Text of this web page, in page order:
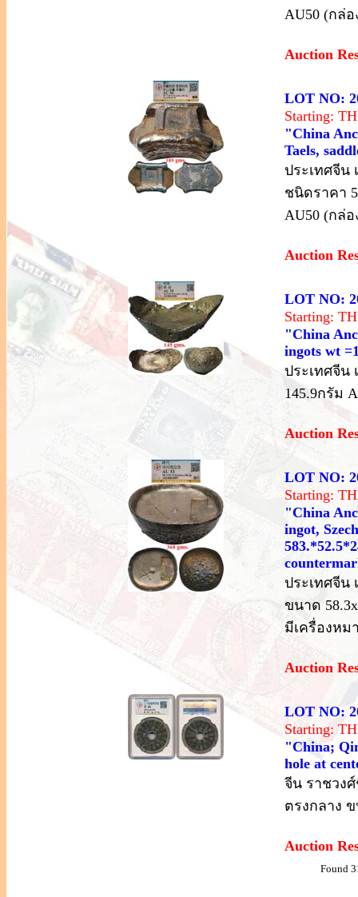
AU50 (กล่อ
Auction
LOT NO:
Starting:
"China
Taels,
ประเทศจีน
ชนิดราคา
AU50 (กล่อ
Auction
LOT NO:
Starting:
"China
ingots wt
ประเทศจีน
145.9กรัม
Auction
LOT NO:
Starting:
"China
ingot,
ประเทศจีน
ขนาด
มีเครื่องหม
Auction
LOT NO:
Starting:
"China;
hole at
จีน ราชวงศ์
ตรงกลาง
Auction
Found